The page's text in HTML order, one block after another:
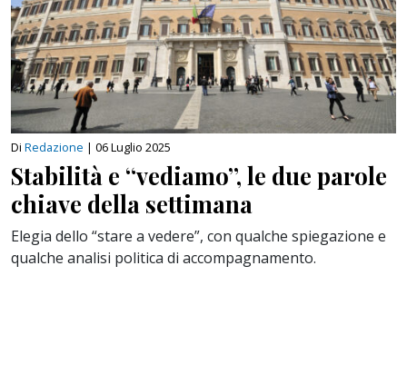
Di Redazione | 06 Luglio 2025
Stabilità e “vediamo”, le due parole
chiave della settimana
Elegia dello “stare a vedere”, con qualche spiegazione e
qualche analisi politica di accompagnamento.